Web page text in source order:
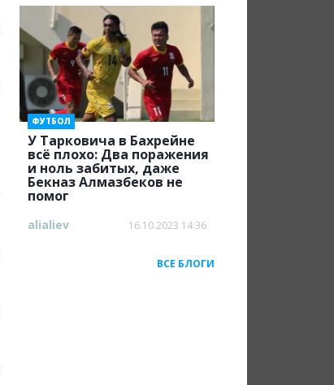
У Тарковича в Бахрейне
всё плохо: Два поражения
и ноль забитых, даже
Бекназ Алмазбеков не
помог
ФУТБОЛ
alialiev 16.10.2023 14:36
ВСЕ БЛОГИ